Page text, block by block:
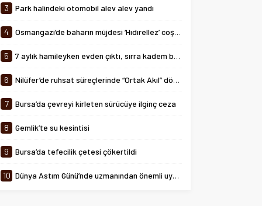
arasında...
3 Park halindeki otomobil alev alev yandı
4 Osmangazi’de baharın müjdesi ‘Hıdırellez’ coşkuyla kutlandı
5 7 aylık hamileyken evden çıktı, sırra kadem bastı
6 Nilüfer’de ruhsat süreçlerinde “Ortak Akıl” dönemi
7 Bursa’da çevreyi kirleten sürücüye ilginç ceza
8 Gemlik’te su kesintisi
9 Bursa’da tefecilik çetesi çökertildi
10 Dünya Astım Günü’nde uzmanından önemli uyarılar